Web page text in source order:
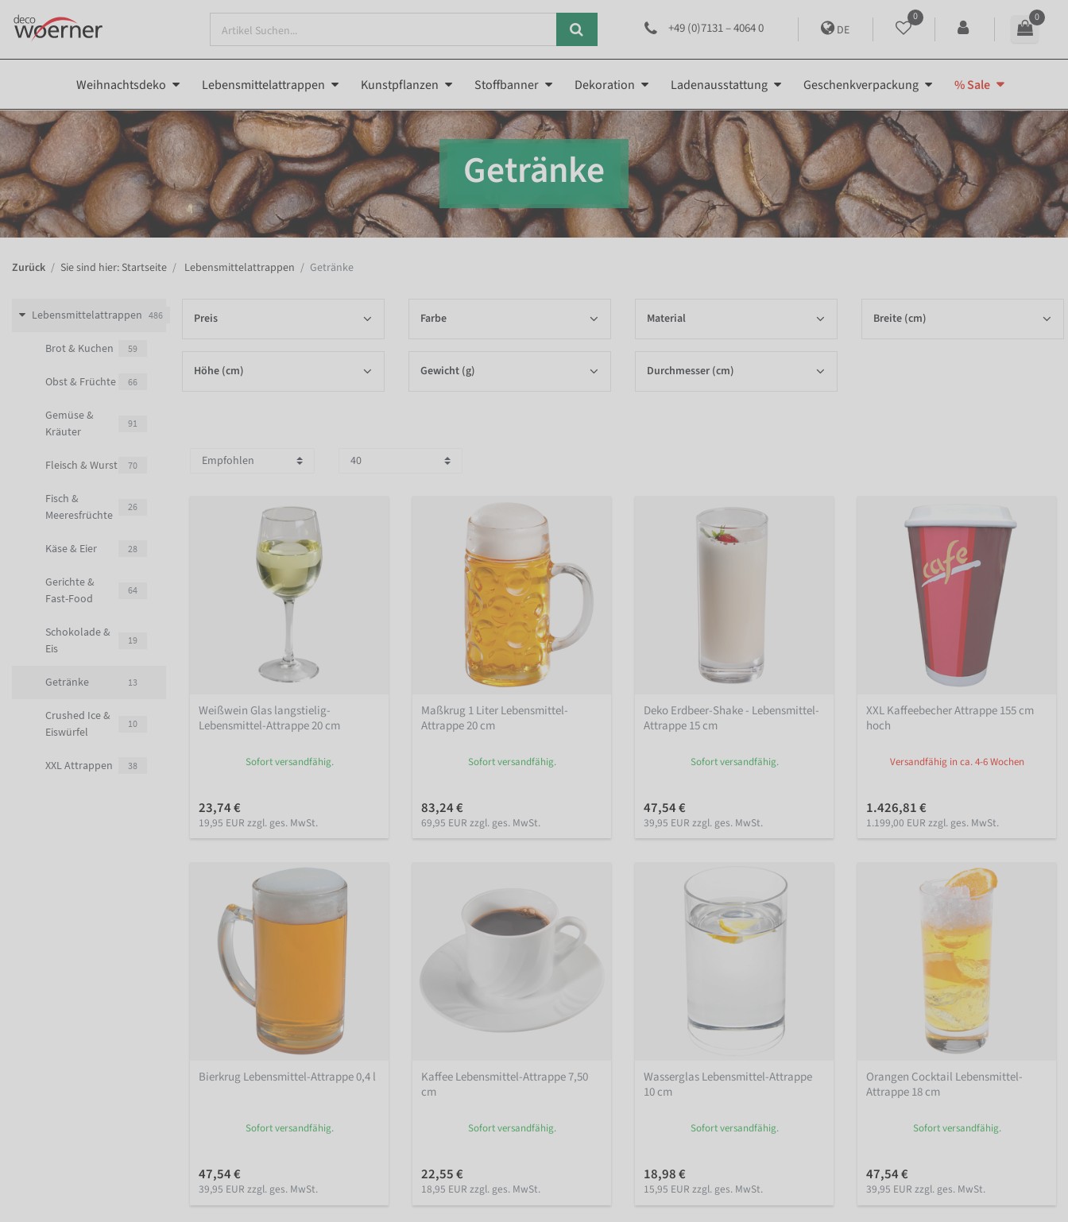
+49 (0)7131 – 4064 0 DE
0 0
Weihnachtsdeko Lebensmittelattrappen Kunstpflanzen Stoffbanner Dekoration Ladenausstattung Geschenkverpackung % Sale
Getränke
Zurück Sie sind hier: Startseite Lebensmittelattrappen Getränke
Lebensmittelattrappen 486
Brot & Kuchen 59
Obst & Früchte 66
Gemüse &
Kräuter
91
Fleisch & Wurst 70
Fisch &
Meeresfrüchte
26
Käse & Eier 28
Gerichte &
Fast-Food
64
Schokolade &
Eis
19
Getränke 13
Crushed Ice &
Eiswürfel
10
XXL Attrappen 38
Preis Farbe Material Breite (cm)
Höhe (cm) Gewicht (g) Durchmesser (cm)
Weißwein Glas langstielig-
Lebensmittel-Attrappe 20 cm
Sofort versandfähig.
23,74 €
19,95 EUR zzgl. ges. MwSt.
Maßkrug 1 Liter Lebensmittel-
Attrappe 20 cm
Sofort versandfähig.
83,24 €
69,95 EUR zzgl. ges. MwSt.
Deko Erdbeer-Shake - Lebensmittel-
Attrappe 15 cm
Sofort versandfähig.
47,54 €
39,95 EUR zzgl. ges. MwSt.
XXL Kaffeebecher Attrappe 155 cm
hoch
Versandfähig in ca. 4-6 Wochen
1.426,81 €
1.199,00 EUR zzgl. ges. MwSt.
Bierkrug Lebensmittel-Attrappe 0,4 l
Sofort versandfähig.
47,54 €
39,95 EUR zzgl. ges. MwSt.
Kaffee Lebensmittel-Attrappe 7,50
cm
Sofort versandfähig.
22,55 €
18,95 EUR zzgl. ges. MwSt.
Wasserglas Lebensmittel-Attrappe
10 cm
Sofort versandfähig.
18,98 €
15,95 EUR zzgl. ges. MwSt.
Orangen Cocktail Lebensmittel-
Attrappe 18 cm
Sofort versandfähig.
47,54 €
39,95 EUR zzgl. ges. MwSt.